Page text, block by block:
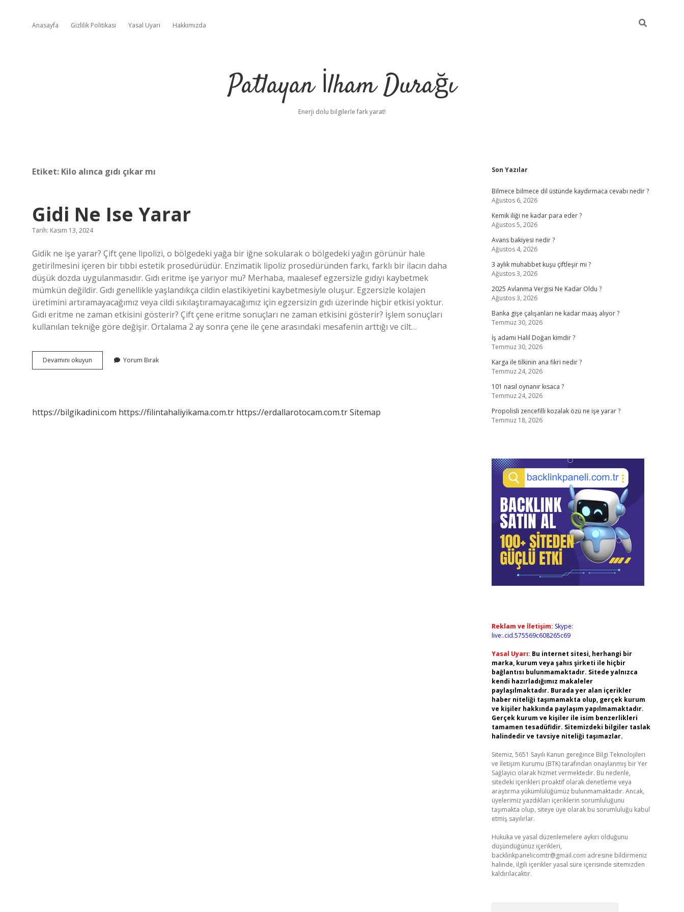
Anasayfa Gizlilik Politikası Yasal Uyarı Hakkımızda
Patlayan İlham Durağı
Enerji dolu bilgilerle fark yarat!
Etiket: Kilo alınca gıdı çıkar mı
Gidi Ne Ise Yarar
Tarih: Kasım 13, 2024
Gidik ne işe yarar? Çift çene lipolizi, o bölgedeki yağa bir iğne sokularak o bölgedeki yağın görünür hale
getirilmesini içeren bir tıbbi estetik prosedürüdür. Enzimatik lipoliz prosedüründen farkı, farklı bir ilacın daha
düşük dozda uygulanmasıdır. Gıdı eritme işe yarıyor mu? Merhaba, maalesef egzersizle gıdıyı kaybetmek
mümkün değildir. Gıdı genellikle yaşlandıkça cildin elastikiyetini kaybetmesiyle oluşur. Egzersizle kolajen
üretimini artıramayacağımız veya cildi sıkılaştıramayacağımız için egzersizin gıdı üzerinde hiçbir etkisi yoktur.
Gıdı eritme ne zaman etkisini gösterir? Çift çene eritme sonuçları ne zaman etkisini gösterir? ​​İşlem sonuçları
kullanılan tekniğe göre değişir. Ortalama 2 ay sonra çene ile çene arasındaki mesafenin arttığı ve cilt…
Devamını okuyun
Ne
Yorum Bırak
https://bilgikadini.com https://filintahaliyikama.com.tr https://erdallarotocam.com.trSitemap
Sidebar
Son Yazılar
Bilmece bilmece dil üstünde kaydırmaca cevabı nedir ?
Ağustos 6, 2026
Kemik iliği ne kadar para eder ?
Ağustos 5, 2026
Avans bakiyesi nedir ?
Ağustos 4, 2026
3 aylık muhabbet kuşu çiftleşir mi ?
Ağustos 3, 2026
2025 Avlanma Vergisi Ne Kadar Oldu ?
Ağustos 3, 2026
Banka gişe çalışanları ne kadar maaş alıyor ?
Temmuz 30, 2026
İş adamı Halil Doğan kimdir ?
Temmuz 30, 2026
Karga ile tilkinin ana fikri nedir ?
Temmuz 24, 2026
101 nasıl oynanır kısaca ?
Temmuz 24, 2026
Propolisli zencefilli kozalak özü ne işe yarar ?
Temmuz 18, 2026
Reklam ve İletişim: Skype:
live:.cid.575569c608265c69
Yasal Uyarı: Bu internet sitesi, herhangi bir
marka, kurum veya şahıs şirketi ile hiçbir
bağlantısı bulunmamaktadır. Sitede yalnızca
kendi hazırladığımız makaleler
paylaşılmaktadır. Burada yer alan içerikler
haber niteliği taşımamakta olup, gerçek kurum
ve kişiler hakkında paylaşım yapılmamaktadır.
Gerçek kurum ve kişiler ile isim benzerlikleri
tamamen tesadüfidir. Sitemizdeki bilgiler taslak
halindedir ve tavsiye niteliği taşımazlar.
Sitemiz, 5651 Sayılı Kanun gereğince Bilgi Teknolojileri
ve İletişim Kurumu (BTK) tarafından onaylanmış bir Yer
Sağlayıcı olarak hizmet vermektedir. Bu nedenle,
sitedeki içerikleri proaktif olarak denetleme veya
araştırma yükümlülüğümüz bulunmamaktadır. Ancak,
üyelerimiz yazdıkları içeriklerin sorumluluğunu
taşımakta olup, siteye üye olarak bu sorumluluğu kabul
etmiş sayılırlar.
Hukuka ve yasal düzenlemelere aykırı olduğunu
düşündüğünüz içerikleri,
backlinkpanelicomtr@gmail.com adresine bildirmeniz
halinde, ilgili içerikler yasal süre içerisinde sitemizden
kaldırılacaktır.